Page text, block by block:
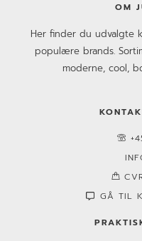
OM
Her finder du udvalgte
populære brands.
moderne, cool,
GÅ TIL